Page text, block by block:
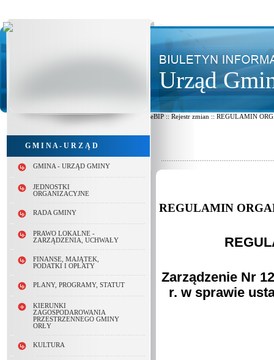
Urząd
G M I N A - U R Z Ą D
GMINA - URZĄD GMINY
JEDNOSTKI
ORGANIZACYJNE
RADA GMINY
PRAWO LOKALNE -
ZARZĄDZENIA, UCHWAŁY
FINANSE, MAJĄTEK,
PODATKI I OPŁATY
PLANY, PROGRAMY, STATUT
KIERUNKI
ZAGOSPODAROWANIA
PRZESTRZENNEGO GMINY
ORŁY
KULTURA
eBIP :: Rejestr zmian :: REGULAMIN
REGULAMIN
Zarządzenie Nr
r. w sprawie